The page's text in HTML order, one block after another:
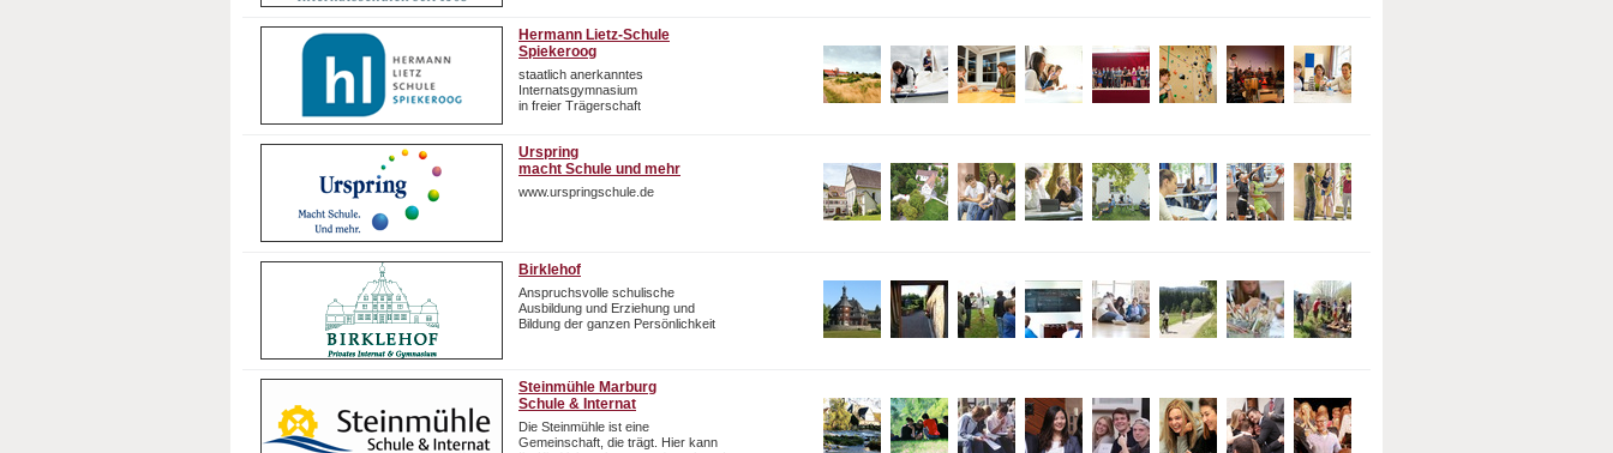
Hermann Lietz-Schule
Spiekeroog
staatlich anerkanntes
Internatsgymnasium
in freier Trägerschaft
Urspring
macht Schule und mehr
www.urspringschule.de
Birklehof
Anspruchsvolle schulische
Ausbildung und Erziehung und
Bildung der ganzen Persönlichkeit
Steinmühle Marburg
Schule & Internat
Die Steinmühle ist eine
Gemeinschaft, die trägt. Hier kann